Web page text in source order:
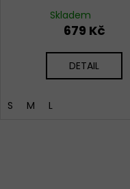
Skladem
679 Kč
DETAIL
S M L